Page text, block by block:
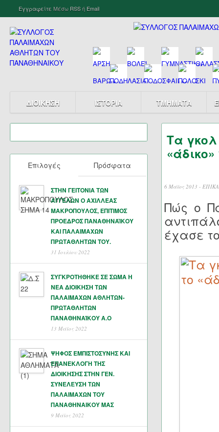
Εγγραφείτε Μέσω RSSή Email
ΔΙΟΙΚΗΣΗ ΙΣΤΟΡΙΑ ΤΜΗΜΑΤΑ
Επιλογές Πρόσφατα
ΣΤΗΝ ΓΕΙΤΟΝΙΑ ΤΩΝ
ΑΓΓΕΛΩΝ Ο ΑΧΙΛΛΕΑΣ
ΜΑΚΡΟΠΟΥΛΟΣ, ΕΠΙΤΙΜΟΣ
ΠΡΟΕΔΡΟΣ ΠΑΝΑΘΗΝΑΪΚΟΥ
ΚΑΙ ΠΑΛΑΙΜΑΧΩΝ
ΠΡΩΤΑΘΛΗΤΏΝ ΤΟΥ.
31 Ιουλίου 2022
ΣΥΓΚΡΟΤΗΘΗΚΕ ΣΕ ΣΩΜΑ Η
ΝΕΑ ΔΙΟΙΚΗΣΗ ΤΩΝ
ΠΑΛΑΙΜΑΧΩΝ ΑΘΛΗΤΩΝ-
ΠΡΩΤΑΘΛΗΤΩΝ
ΠΑΝΑΘΗΝΑΊΚΟΥ Α.Ο
13 Μάϊος 2022
ΨΗΦΟΣ ΕΜΠΙΣΤΟΣΥΝΗΣ ΚΑΙ
ΕΠΑΝΕΚΛΟΓΗ ΤΗΣ
ΔΙΟΙΚΗΣΗΣ ΣΤΗΝ ΓΕΝ.
ΣΥΝΕΛΕΥΣΗ ΤΩΝ
ΠΑΛΑΙΜΑΧΩΝ ΤΟΥ
ΠΑΝΑΘΗΝΑΙΚΟΥ ΜΑΣ
9 Μάϊος 2022
Τα γκολ
«άδικο»
6 Μάϊος 2013 -
Πώς ο
έχασε